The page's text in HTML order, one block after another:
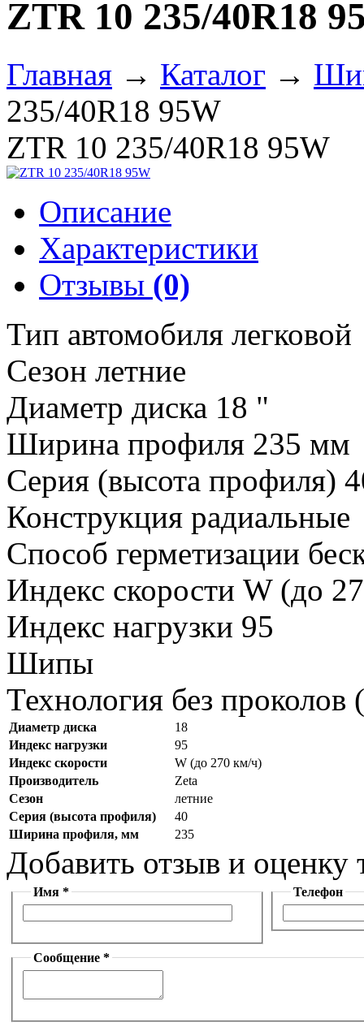
ZTR 10 235/40R18
Главная → Каталог →
235/40R18 95W
ZTR 10 235/40R18 95W
Описание
Характеристики
Отзывы (0)
Тип автомобиля легковой
Сезон летние
Диаметр диска 18 "
Ширина профиля 235 мм
Серия (высота профиля)
Конструкция радиальные
Способ герметизации
Индекс скорости W (до
Индекс нагрузки 95
Шипы
Технология без
Диаметр диска
18
Индекс нагрузки
95
Индекс скорости
W (до 270 км/ч)
Производитель
Zeta
Сезон
летние
Серия (высота профиля)
40
Ширина профиля, мм
235
Добавить отзыв и оценку
Имя * Телефон
Сообщение *